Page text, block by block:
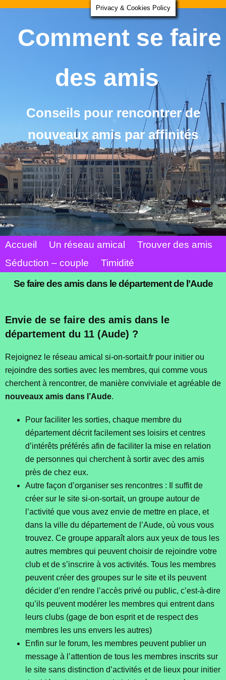
Comment se faire
des amis
Conseils pour rencontrer de
nouveaux amis par affinités
Accueil Un réseau amical
Trouver des amis
Séduction – couple
Timidité
Se faire des amis dans le département de l’Aude
Envie de se faire des amis dans le
département du 11 (Aude) ?
Rejoignez le réseau amical si-on-sortait.fr pour initier ou
rejoindre des sorties avec les membres, qui comme vous
cherchent à rencontrer, de manière conviviale et agréable de
nouveaux amis dans l’Aude.
Pour faciliter les sorties, chaque membre du
département décrit facilement ses loisirs et centres
d’intérêts préférés afin de faciliter la mise en relation
de personnes qui cherchent à sortir avec des amis
près de chez eux.
Autre façon d’organiser ses rencontres : Il suffit de
créer sur le site si-on-sortait, un groupe autour de
l’activité que vous avez envie de mettre en place, et
dans la ville du département de l’Aude, où vous vous
trouvez. Ce groupe apparaît alors aux yeux de tous les
autres membres qui peuvent choisir de rejoindre votre
club et de s’inscrire à vos activités. Tous les membres
peuvent créer des groupes sur le site et ils peuvent
décider d’en rendre l’accès privé ou public, c’est-à-dire
qu’ils peuvent modérer les membres qui entrent dans
leurs clubs (gage de bon esprit et de respect des
membres les uns envers les autres)
Enfin sur le forum, les membres peuvent publier un
message à l’attention de tous les membres inscrits sur
le site sans distinction d’activités et de lieux pour initier
Privacy & Cookies Policy